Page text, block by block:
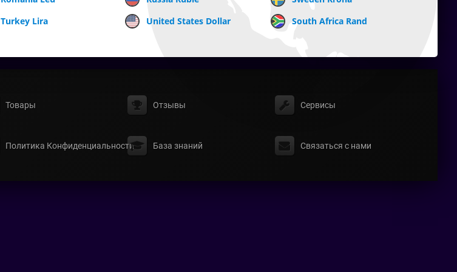
Turkey Lira United States Dollar South Africa Rand
Товары Отзывы Сервисы
Политика Конфиденциальности База знаний Связаться с нами